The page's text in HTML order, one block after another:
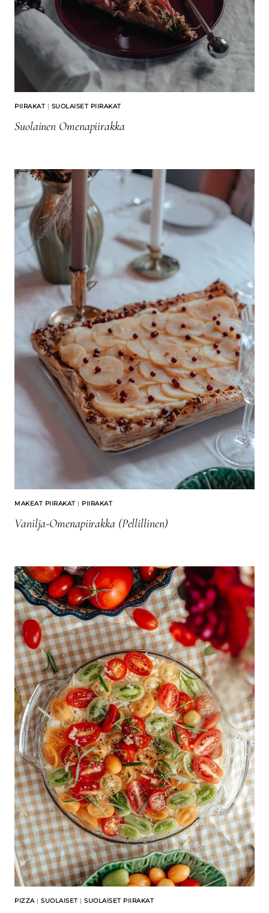
PIIRAKAT | SUOLAISET PIIRAKAT
Suolainen Omenapiirakka
MAKEAT PIIRAKAT | PIIRAKAT
Vanilja-Omenapiirakka (pellillinen)
PIZZA| SUOLAISET | SUOLAISET PIIRAKAT